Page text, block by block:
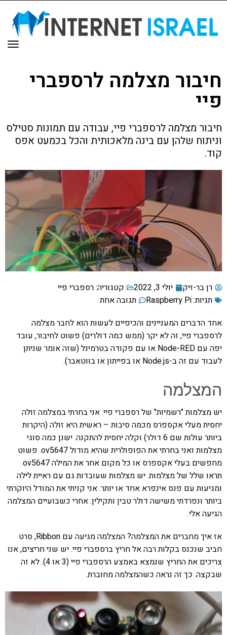
חיבור מצלמה לרספברי
פיי
חיבור מצלמה לרספברי פיי, עבודה עם תמונות סטילס
וניתוח שלהן עם בינה מלאכותית והכל בכמעט אפס
קוד.
רן בר-זיק יולי 3, 2022 קטגוריה:רספברי פיי
תגיות:Raspberry Pi
תגובה אחת
אחד הדברים המעניינים והכיפיים לעשות הוא לחבר מצלמה
לרספברי פיי, זה לא יקר (ממש כמה דולרים) פשוט לחיבור, עובד
יפה עם Node-RED או עם פקודה בטרמינל (שזה אומר שניתן
לעבוד עם זה ב-Node.js או בפייתון או בווטאבר).
המצלמה
יש מצלמות "רשמיות" של רספברי פיי. אני בחרתי במצלמה זולה
יחסית מעלי אקספרס מכמה סיבות – ראשית היא זולה (היקרות
ביותר עולות שם 6 דולר) וקלה יחסית להתקנה. ישנן כמה סוגי
מצלמות ואני בחרתי את הפופולרית שהיא מודול ov5647. פשוט
מחפשים בעלי אקספרס או כל מקום אחר את המילה ov5647.
תראו שלל של מצלמות. יש מצלמות שעובדות גם עם ראיית לילה
ומגיעות עם פנס אינפרא אחד או יותר. אני קניתי את המודל היוקרתי
ביותר ונפרדתי משישה דולר טבין ותקילין. אחרי כשבועיים המצלמה
הגיעה אלי.
אז איך מחברים את המצלמה? המצלמה מגיעה עם Ribbon, סרט
חביב שנכנס בקלות רבה אל חריץ ברספברי פיי. יש שני חריצים, אנו
צריכים את החריץ שנמצא באמצע הרספברי פיי (3 או 4). לא זה
שבקצה. כך זה נראה כשהמצלמה מחוברת.